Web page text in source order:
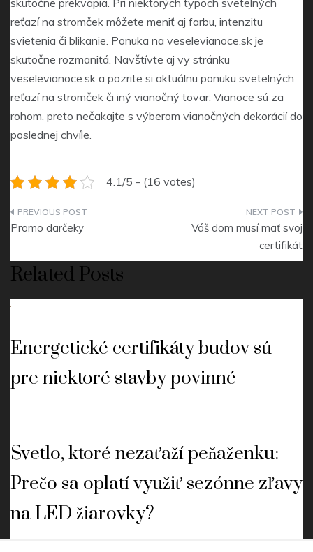
skutočne prekvapia. Pri niektorých typoch svetelných
reťazí na stromček môžete meniť aj farbu, intenzitu
svietenia či blikanie. Ponuka na veselevianoce.sk je
skutočne rozmanitá. Navštívte aj vy stránku
veselevianoce.sk a pozrite si aktuálnu ponuku svetelných
reťazí na stromček či iný vianočný tovar. Vianoce sú za
rohom, preto nečakajte s výberom vianočných dekorácií do
poslednej chvíle.
4.1/5 - (16 votes)
Navigace
příspěvek
Promo darčeky
Váš dom musí mať svoj
certifikát
Related Posts
Energetické certifikáty budov sú
pre niektoré stavby povinné
Svetlo, ktoré nezaťaží peňaženku:
Prečo sa oplatí využiť sezónne zľavy
na LED žiarovky?